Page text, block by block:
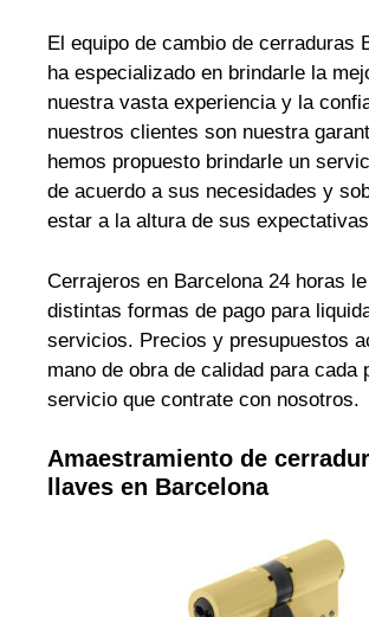
El equipo de cambio de cerraduras
ha especializado en brindarle la
nuestra vasta experiencia y la
nuestros clientes son nuestra
hemos propuesto brindarle un
de acuerdo a sus necesidades y
estar a la altura de sus
Cerrajeros en Barcelona 24 horas
distintas formas de pago para
servicios. Precios y presupuestos
mano de obra de calidad para cada
servicio que contrate con nosotros.
Amaestramiento de
llaves en Barcelona